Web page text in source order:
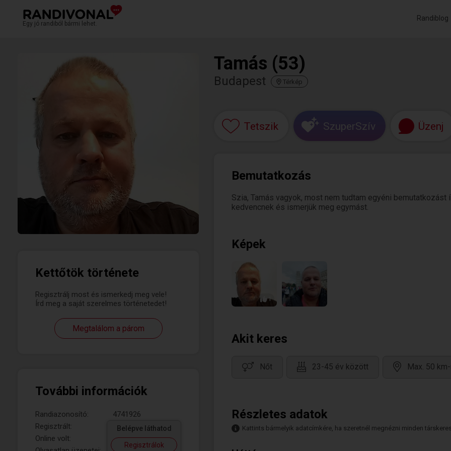
Egy jó randiból bármi lehet.
Randiblog
Kettőtök története
Regisztrálj most és ismerkedj meg vele!
Írd meg a saját szerelmes történetedet!
Megtalálom a párom
További információk
Randiazonosító:
4741926
Regisztrált:
Online volt:
Belépve láthatod
Regisztrálok
Tamás (53)
Budapest Térkép
Tetszik SzuperSzív Üzenj
Bemutatkozás
Szia, Tamás vagyok, most nem tudtam egyéni
kedvencnek és ismerjük meg egymást.
Képek
1
Akit keres
Nőt 23-45 év között Max. 50
Részletes adatok
Kattints bármelyik adatcímkére, ha szeretnél megnézni minden